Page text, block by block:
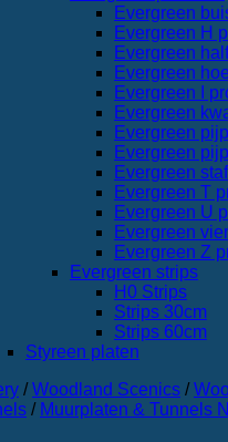
Evergreen
Evergreen H
Evergreen
Evergreen
Evergreen I
Evergreen
Evergreen
Evergreen
Evergreen staf
Evergreen T
Evergreen U
Evergreen
Evergreen Z
Evergreen strips
H0 Strips
Strips 30cm
Strips 60cm
Styreen platen
/ Woodland Scenics /
/ Muurplaten & Tunnels